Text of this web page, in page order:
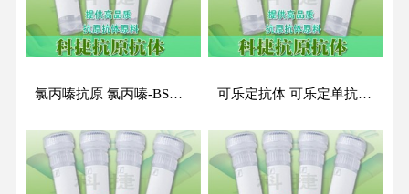
氯丙嗪抗原 氯丙嗪-BSA抗原 氯丙嗪-OVA抗原 可乐定抗体 可乐定单抗 可乐定单克隆抗体 可乐定抗原抗体